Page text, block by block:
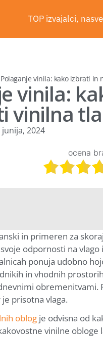
Polaganje vinila: kako izbrati in
vinila:
vinilna tla
junija, 2024
ocena
in primeren za
odpornosti na
ponuja udobno
in vhodnih
prisotna vlaga.
oblog je odvisna od
vinilne
TOP izvajalci,